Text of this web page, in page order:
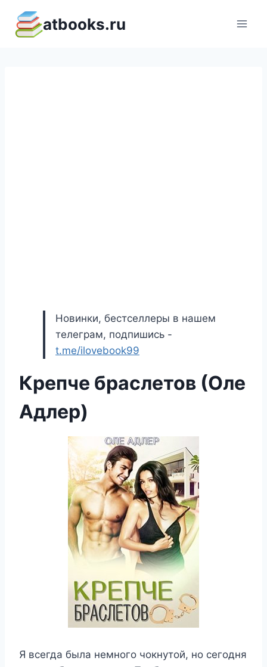
содержимому
atbooks.ru
Новинки, бестселлеры в нашем
телеграм, подпишись -
t.me/ilovebook99
Крепче браслетов (Оле
Адлер)
Я всегда была немного чокнутой, но сегодня